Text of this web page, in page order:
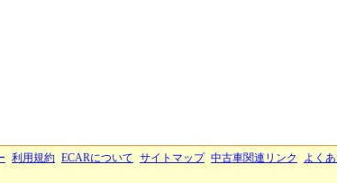
利用規約 ECARについて サイトマップ 中古車関連リンク よく